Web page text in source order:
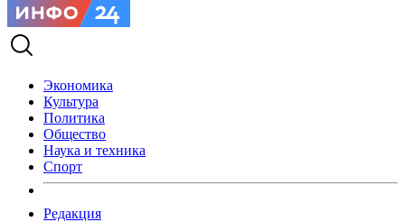
Экономика
Культура
Политика
Общество
Наука и техника
Спорт
Редакция